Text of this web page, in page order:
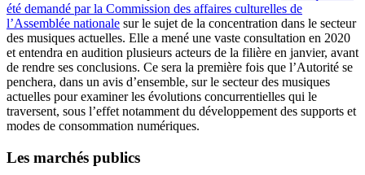
été demandé par la Commission des affaires culturelles de
l’Assemblée nationale sur le sujet de la concentration dans le secteur
des musiques actuelles. Elle a mené une vaste consultation en 2020
et entendra en audition plusieurs acteurs de la filière en janvier, avant
de rendre ses conclusions. Ce sera la première fois que l’Autorité se
penchera, dans un avis d’ensemble, sur le secteur des musiques
actuelles pour examiner les évolutions concurrentielles qui le
traversent, sous l’effet notamment du développement des supports et
modes de consommation numériques.
Les marchés publics